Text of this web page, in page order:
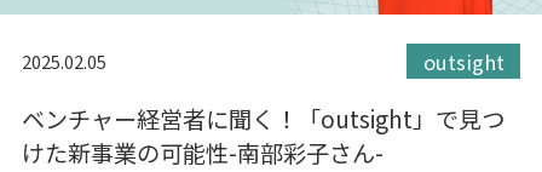
2025.02.05 outsight
ベンチャー経営者に聞く！「outsight」で見つ
けた新事業の可能性-南部彩子さん-